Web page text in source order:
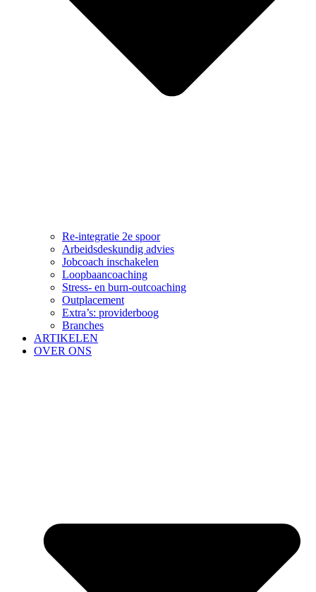
Re-integratie 2e spoor
Arbeidsdeskundig advies
Jobcoach inschakelen
Loopbaancoaching
Stress- en burn-outcoaching
Outplacement
Extra’s: providerboog
Branches
ARTIKELEN
OVER ONS